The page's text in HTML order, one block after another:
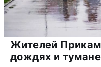
Жителей
дождях и тумане